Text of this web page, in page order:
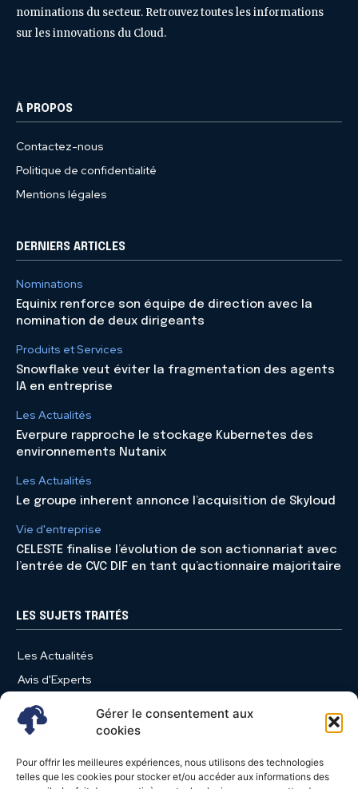
Gérer le consentement aux
cookies
Pour offrir les meilleures expériences, nous utilisons des technologies
telles que les cookies pour stocker et/ou accéder aux informations des
nominations du secteur. Retrouvez toutes les informations
sur les innovations du Cloud.
À PROPOS
Contactez-nous
Politique de confidentialité
Mentions légales
DERNIERS ARTICLES
Nominations
Equinix renforce son équipe de direction avec la
nomination de deux dirigeants
Produits et Services
Snowflake veut éviter la fragmentation des agents
IA en entreprise
Les Actualités
Everpure rapproche le stockage Kubernetes des
environnements Nutanix
Les Actualités
Le groupe inherent annonce l’acquisition de Skyloud
Vie d'entreprise
CELESTE finalise l’évolution de son actionnariat avec
l’entrée de CVC DIF en tant qu’actionnaire majoritaire
LES SUJETS TRAITÉS
Les Actualités
Avis d'Experts
Produits et Services
Vie d'entreprise
Nominations